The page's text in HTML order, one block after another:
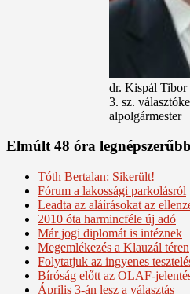
dr. Kispál Tibor
3. sz.
alpolgármester
Elmúlt 48 óra
Tóth Bertalan: Sikerült!
Fórum a lakossági parkolásról
Leadta az aláírásokat az
2010 óta harmincféle új adó
Már jogi diplomát is intéznek
Megemlékezés a Klauzál téren
Folytatjuk az ingyenes
Bíróság előtt az OLAF-
Április 3-án lesz a választás